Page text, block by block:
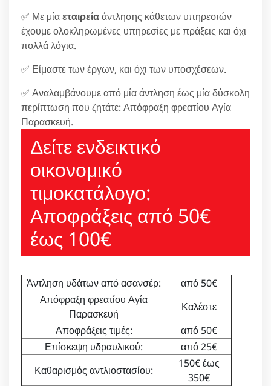
✅ Με μίαεταιρείαάντλησης κάθετων υπηρεσιών
έχουμε ολοκληρωμένες υπηρεσίες με πράξεις και όχι
πολλά λόγια.
✅ Είμαστε των έργων, και όχι των υποσχέσεων.
✅ Αναλαμβάνουμε από μία άντληση έως μία δύσκολη
περίπτωση που ζητάτε: Απόφραξη φρεατίου Αγία
Παρασκευή.
Δείτε ενδεικτικό
οικονομικό
τιμοκατάλογο:
Αποφράξεις από 50€
έως 100€
Άντληση υδάτων από ασανσέρ:
από 50€
Απόφραξη φρεατίου Αγία
Παρασκευή
Καλέστε
Αποφράξεις τιμές:
από 50€
Επίσκεψη υδραυλικού:
από 25€
Καθαρισμός αντλιοστασίου:
150€ έως
350€